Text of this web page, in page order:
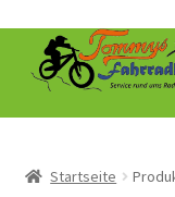
Zur
Navigation
springen
Zum
Inhalt
springen
Startseite